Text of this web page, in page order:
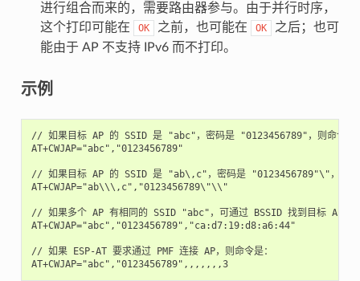
进行组合而来的，需要路由器参与。由于并行时序，
这个打印可能在
OK 之前，也可能在 OK
之后；也可
能由于 AP 不支持 IPv6 而不打印。
示例
// 如果目标 AP 的 SSID 是 "abc"，密码是 "0123456789"，则命令是
AT+CWJAP="abc","0123456789"
// 如果目标 AP 的 SSID 是 "ab\,c"，密码是 "0123456789"\"，则命
AT+CWJAP="ab\\\,c","0123456789\"\\"
// 如果多个 AP 有相同的 SSID "abc"，可通过 BSSID 找到目标 AP：
AT+CWJAP="abc","0123456789","ca:d7:19:d8:a6:44"
// 如果 ESP-AT 要求通过 PMF 连接 AP，则命令是：
AT+CWJAP="abc","0123456789",,,,,,,3